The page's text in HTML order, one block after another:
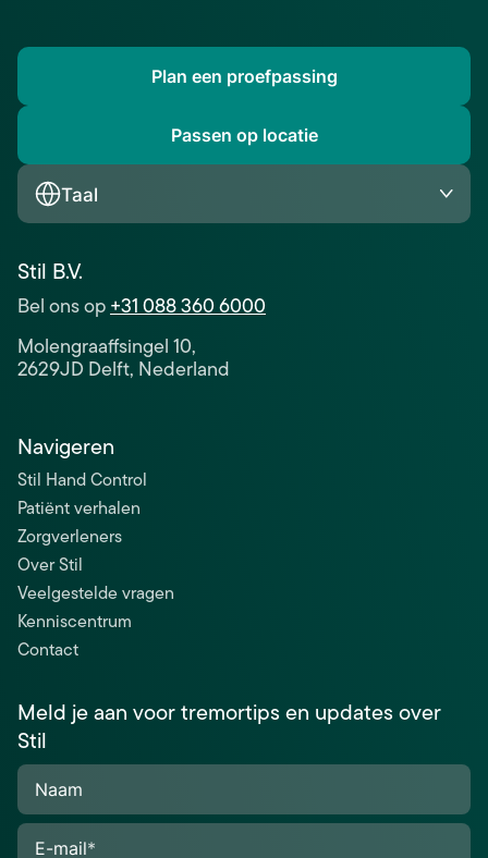
Plan een proefpassing
Passen op locatie
Taal
Stil B.V.
Bel ons op+31 088 360 6000
Molengraaffsingel 10,
2629JD Delft, Nederland
Navigeren
Stil Hand Control
Patiënt verhalen
Zorgverleners
Over Stil
Veelgestelde vragen
Kenniscentrum
Contact
Meld je aan voor tremortips en updates over
Stil
Naam
E-mail*